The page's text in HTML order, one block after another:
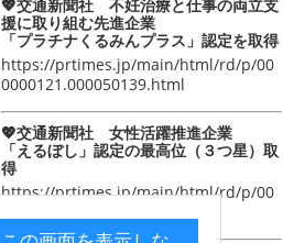
💖交通新聞社 不妊治療と仕事の両立支
援に取り組む先進企業
「プラチナくるみんプラス」認定を取得
https://prtimes.jp/main/html/rd/p/00
0000121.000050139.html
💖交通新聞社 女性活躍推進企業
「えるぼし」認定の最高位（３つ星）取
得
https://prtimes.jp/main/html/rd/p/00